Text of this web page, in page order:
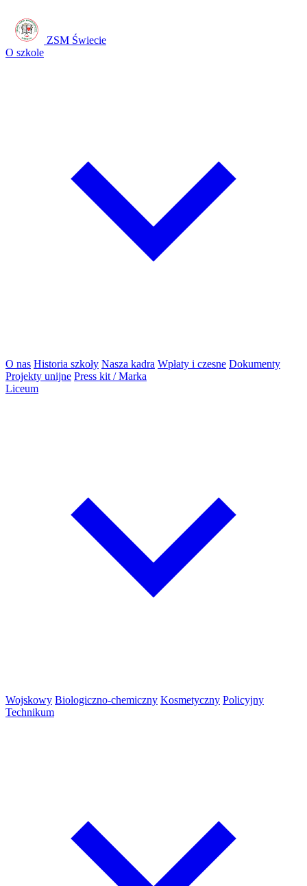
ZSM Świecie
O szkole
O nas Historia szkoły Nasza kadra Wpłaty i czesne Dokumenty
Projekty unijne Press kit / Marka
Liceum
Wojskowy Biologiczno-chemiczny Kosmetyczny Policyjny
Technikum